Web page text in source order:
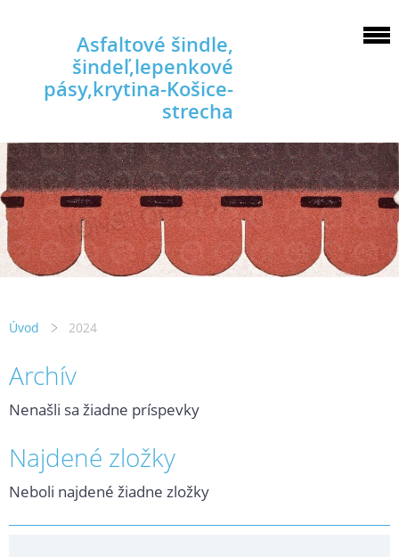
Asfaltové šindle,
šindeľ,lepenkové
pásy,krytina-Košice-
strecha
Úvod 2024
Archív
Nenašli sa žiadne príspevky
Najdené zložky
Neboli najdené žiadne zložky